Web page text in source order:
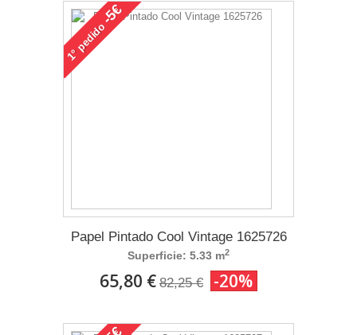
1°
pedido
-5€
Papel Pintado Cool Vintage 1625726
Superficie: 5.33 m2
65,80 € 82,25 € -20%